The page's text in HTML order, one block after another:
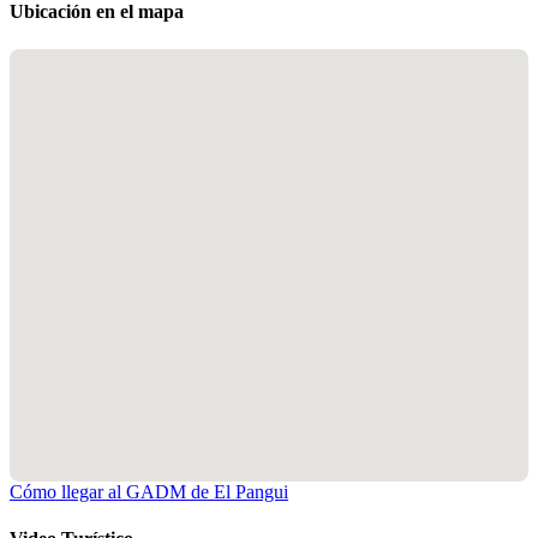
Ubicación en el mapa
Cómo llegar al GADM de El Pangui